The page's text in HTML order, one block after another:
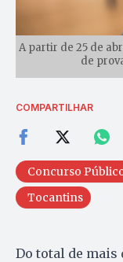
A partir de 25 de
de
COMPARTILHAR
Concurso
Tocantins
Do total de mais